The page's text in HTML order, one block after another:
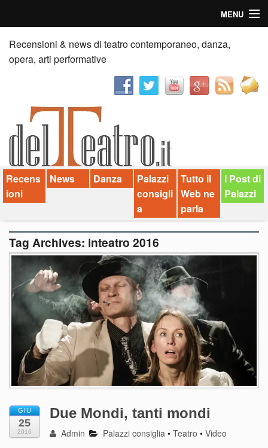
MENU
Home
Recensioni
News
Palazzi consiglia
Video
Chi siamo
Contatti
dT in English
Recensioni & news di teatro contemporaneo, danza,
opera, arti performative
Recens
ioni
News Danza
Palazzi
consigli
a
Tutto il
Web ne
parla
I Post di
Palazzi
Tag Archives: inteatro 2016
GIU
25
2016
Due Mondi, tanti mondi
Admin Palazzi consiglia •Teatro •Video